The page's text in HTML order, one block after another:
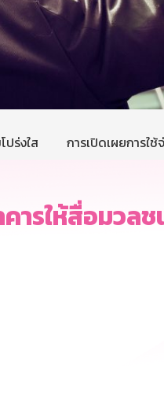
ร่งใส การเปิดเผยการใ
รให้สื่อมวลช